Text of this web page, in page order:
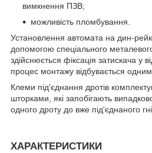
вимкнення ПЗВ;
можливість пломбування.
Установлення автомата на дин-
допомогою спеціального
здійснюється фіксація затискача у
процес монтажу відбувається
Клеми під'єднання дротів
шторками, які запобігають
одного дроту до вже під'єднаного
ХАРАКТЕРИСТИКИ